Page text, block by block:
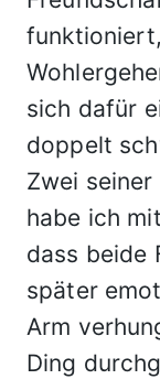
sich dafür
doppelt
Zwei
habe ich
dass beide
später
Arm
Ding